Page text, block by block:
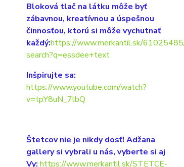
Bloková tlač na látku môže byť
zábavnou, kreatívnou a úspešnou
činnosťou, ktorú si môže vychutnať
každý:https://www.merkantil.sk/
search?q=essdee+text
Inšpirujte sa:
https://www.youtube.com/watch?
v=tpY8uN_7lbQ
Štetcov nie je nikdy dosť! Adžana
gallery si vybrali u nás, vyberte si aj
Vy: https://www.merkantil.sk/STETCE-